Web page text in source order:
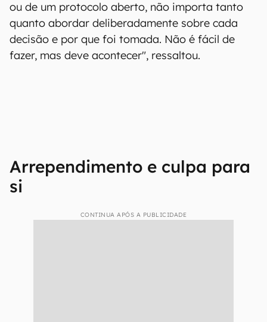
ou de um protocolo aberto, não importa tanto
quanto abordar deliberadamente sobre cada
decisão e por que foi tomada. Não é fácil de
fazer, mas deve acontecer", ressaltou.
Arrependimento e culpa para
si
CONTINUA APÓS A PUBLICIDADE